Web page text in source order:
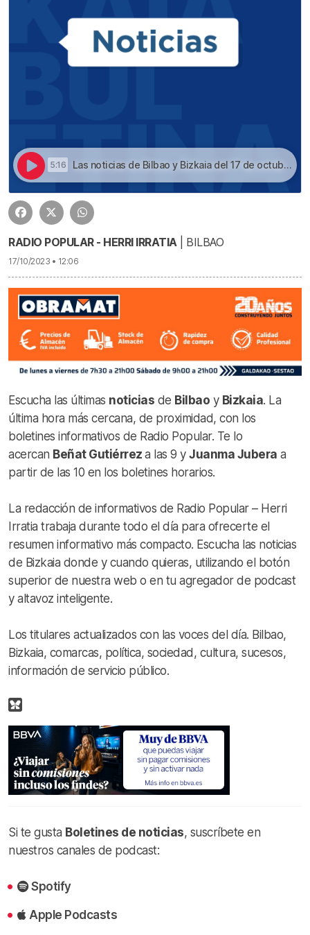
5:16 Las noticias de Bilbao y Bizkaia del 17 de octubre a las 12h | Escucha las noticias de Bilbao y Bizkaia de las 12h con Juanma Jubera del 17 de octubre
RADIO POPULAR - HERRI IRRATIA| BILBAO
17/10/2023 • 12:06
Escucha las últimas noticias de Bilbao y Bizkaia. La
última hora más cercana, de proximidad, con los
boletines informativos de Radio Popular. Te lo
acercan Beñat Gutiérrez a las 9 y Juanma Jubera a
partir de las 10 en los boletines horarios.
La redacción de informativos de Radio Popular – Herri
Irratia trabaja durante todo el día para ofrecerte el
resumen informativo más compacto. Escucha las noticias
de Bizkaia donde y cuando quieras, utilizando el botón
superior de nuestra web o en tu agregador de podcast
y altavoz inteligente.
Los titulares actualizados con las voces del día. Bilbao,
Bizkaia, comarcas, política, sociedad, cultura, sucesos,
información de servicio público.
Si te gusta Boletines de noticias, suscríbete en
nuestros canales de podcast:
Spotify
Apple Podcasts